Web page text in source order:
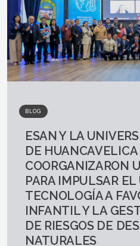
BLOG
ESAN Y LA
DE HUANCAVELICA
COORGANIZARON
PARA IMPULSAR EL
TECNOLOGÍA A
INFANTIL Y LA
DE RIESGOS DE
NATURALES